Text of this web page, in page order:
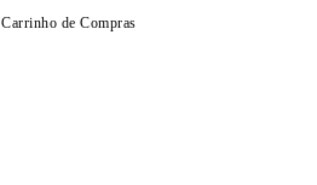
Carrinho de Compras